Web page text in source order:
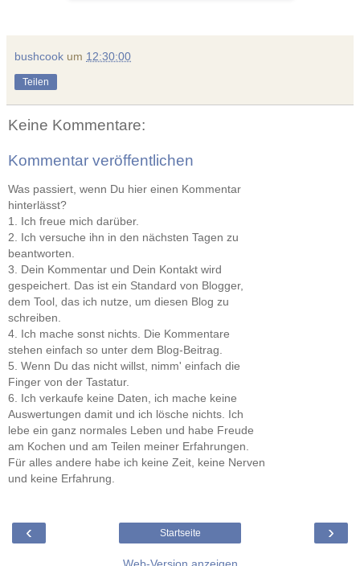
bushcook um 12:30:00
Teilen
Keine Kommentare:
Kommentar veröffentlichen
Was passiert, wenn Du hier einen Kommentar
hinterlässt?
1. Ich freue mich darüber.
2. Ich versuche ihn in den nächsten Tagen zu
beantworten.
3. Dein Kommentar und Dein Kontakt wird
gespeichert. Das ist ein Standard von Blogger,
dem Tool, das ich nutze, um diesen Blog zu
schreiben.
4. Ich mache sonst nichts. Die Kommentare
stehen einfach so unter dem Blog-Beitrag.
5. Wenn Du das nicht willst, nimm' einfach die
Finger von der Tastatur.
6. Ich verkaufe keine Daten, ich mache keine
Auswertungen damit und ich lösche nichts. Ich
lebe ein ganz normales Leben und habe Freude
am Kochen und am Teilen meiner Erfahrungen.
Für alles andere habe ich keine Zeit, keine Nerven
und keine Erfahrung.
‹ ›
Startseite
Web-Version anzeigen